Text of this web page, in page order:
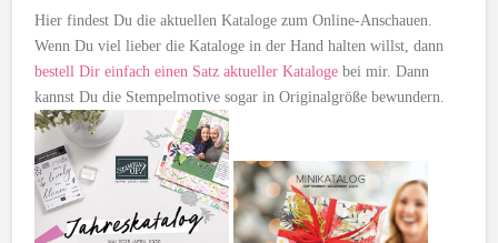
Hier findest Du die aktuellen Kataloge zum Online-Anschauen.
Wenn Du viel lieber die Kataloge in der Hand halten willst, dann
bestell Dir einfach einen Satz aktueller Kataloge bei mir. Dann
kannst Du die Stempelmotive sogar in Originalgröße bewundern.